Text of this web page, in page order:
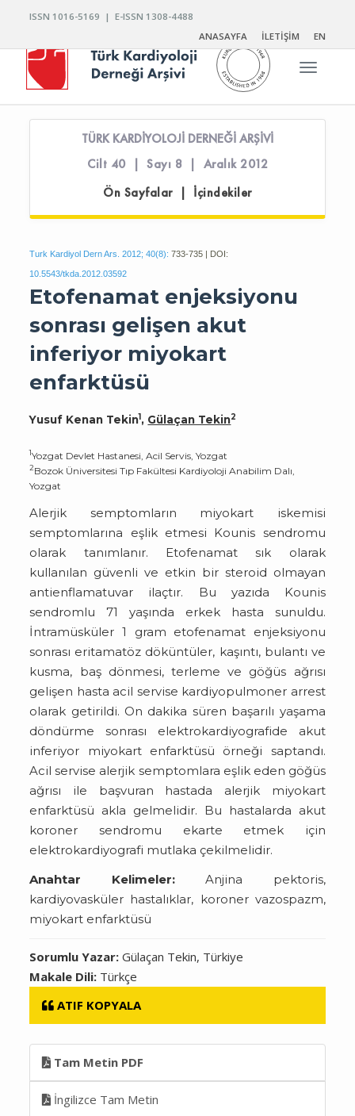
ISSN 1016-5169 | E-ISSN 1308-4488
ANASAYFA
İLETİŞİM EN
Toggle
TÜRK KARDİYOLOJİ DERNEĞİ ARŞİVİ
Cilt 40 | Sayı 8 | Aralık 2012
Ön Sayfalar | İçindekiler
Turk Kardiyol Dern Ars. 2012; 40(8): 733-735 | DOI:
10.5543/tkda.2012.03592
Etofenamat enjeksiyonu
sonrası gelişen akut
inferiyor miyokart
enfarktüsü
Yusuf Kenan Tekin1, Gülaçan Tekin2
1Yozgat Devlet Hastanesi, Acil Servis, Yozgat
2Bozok Üniversitesi Tıp Fakültesi Kardiyoloji Anabilim Dalı,
Yozgat
Alerjik semptomların miyokart iskemisi
semptomlarına eşlik etmesi Kounis sendromu
olarak tanımlanır. Etofenamat sık olarak
kullanılan güvenli ve etkin bir steroid olmayan
antienflamatuvar ilaçtır. Bu yazıda Kounis
sendromlu 71 yaşında erkek hasta sunuldu.
İntramüsküler 1 gram etofenamat enjeksiyonu
sonrası eritamatöz döküntüler, kaşıntı, bulantı ve
kusma, baş dönmesi, terleme ve göğüs ağrısı
gelişen hasta acil servise kardiyopulmoner arrest
olarak getirildi. On dakika süren başarılı yaşama
döndürme sonrası elektrokardiyografide akut
inferiyor miyokart enfarktüsü örneği saptandı.
Acil servise alerjik semptomlara eşlik eden göğüs
ağrısı ile başvuran hastada alerjik miyokart
enfarktüsü akla gelmelidir. Bu hastalarda akut
koroner sendromu ekarte etmek için
elektrokardiyografi mutlaka çekilmelidir.
Anahtar Kelimeler:Anjina pektoris,
kardiyovasküler hastalıklar, koroner vazospazm,
miyokart enfarktüsü
Sorumlu Yazar:Gülaçan Tekin, Türkiye
Makale Dili: Türkçe
ATIF KOPYALA
Tam Metin PDF
İngilizce Tam Metin